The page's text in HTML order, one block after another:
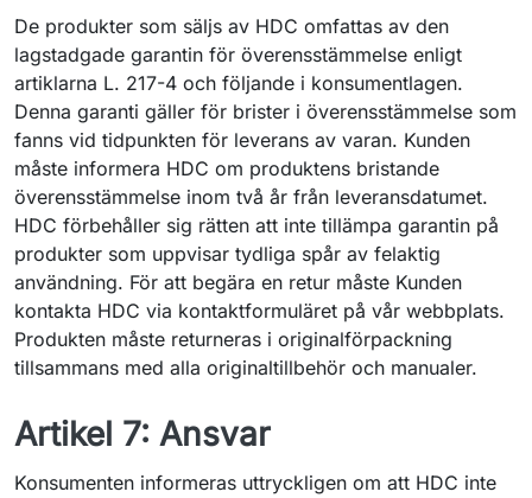
De produkter som säljs av HDC omfattas av den
lagstadgade garantin för överensstämmelse enligt
artiklarna L. 217-4 och följande i konsumentlagen.
Denna garanti gäller för brister i överensstämmelse som
fanns vid tidpunkten för leverans av varan. Kunden
måste informera HDC om produktens bristande
överensstämmelse inom två år från leveransdatumet.
HDC förbehåller sig rätten att inte tillämpa garantin på
produkter som uppvisar tydliga spår av felaktig
användning. För att begära en retur måste Kunden
kontakta HDC via kontaktformuläret på vår webbplats.
Produkten måste returneras i originalförpackning
tillsammans med alla originaltillbehör och manualer.
Artikel 7: Ansvar
Konsumenten informeras uttryckligen om att HDC inte